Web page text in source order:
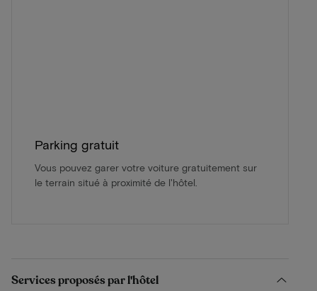
Parking gratuit
Vous pouvez garer votre voiture gratuitement sur
le terrain situé à proximité de l'hôtel.
Services proposés par l'hôtel